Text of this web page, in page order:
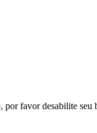
favor desabilite seu